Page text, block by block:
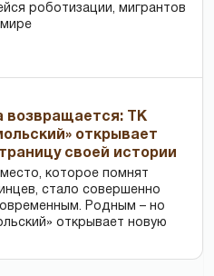
роботизации, мигрантов
возвращается: ТК
открывает
своей истории
место, которое помнят
стало совершенно
Родным – но
открывает новую